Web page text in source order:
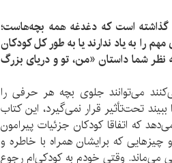
است که دغدغه همه بچه‌هاست؛
را به یاد ندارند یا به طور کل کودکان
نظر شما داستان «من، تو و دریای بزرگ
می‌توانند جلوی بچه هر حرفی را
تحت‌تأثیر قرار نمی‌گیرد، این کتاب
که اتفاقا کودکان جزئیات پیرامون
که برایشان همراه با خاطره و
وقتی خودم به کودکی‌ام رجوع